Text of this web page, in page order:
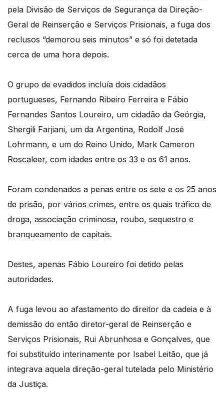
pela Divisão de Serviços de Segurança da Direção-
Geral de Reinserção e Serviços Prisionais, a fuga dos
reclusos “demorou seis minutos” e só foi detetada
cerca de uma hora depois.
O grupo de evadidos incluía dois cidadãos
portugueses, Fernando Ribeiro Ferreira e Fábio
Fernandes Santos Loureiro, um cidadão da Geórgia,
Shergili Farjiani, um da Argentina, Rodolf José
Lohrmann, e um do Reino Unido, Mark Cameron
Roscaleer, com idades entre os 33 e os 61 anos.
Foram condenados a penas entre os sete e os 25 anos
de prisão, por vários crimes, entre os quais tráfico de
droga, associação criminosa, roubo, sequestro e
branqueamento de capitais.
Destes, apenas Fábio Loureiro foi detido pelas
autoridades.
A fuga levou ao afastamento do direitor da cadeia e à
demissão do então diretor-geral de Reinserção e
Serviços Prisionais, Rui Abrunhosa e Gonçalves, que
foi substituído interinamente por Isabel Leitão, que já
integrava aquela direção-geral tutelada pelo Ministério
da Justiça.